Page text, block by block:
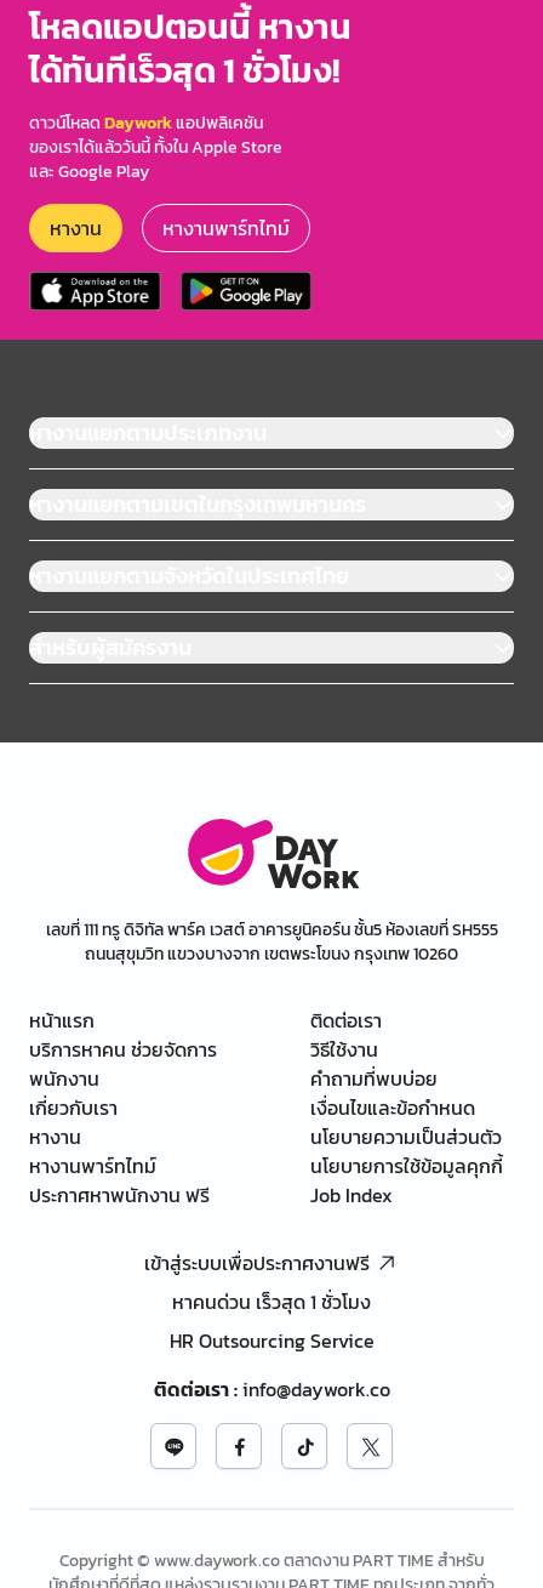
โหลดแอปตอนนี้ หางาน
ได้ทันทีเร็วสุด 1 ชั่วโมง!
ดาวน์โหลดDayworkแอปพลิเคชัน
ของเราได้แล้ววันนี้ ทั้งใน Apple Store
และ Google Play
หางาน หางานพาร์ทไทม์
หางานแยกตามประเภทงาน
หางานแยกตามเขตในกรุงเทพมหานคร
หางานแยกตามจังหวัดในประเทศไทย
สำหรับผู้สมัครงาน
เลขที่ 111 ทรู ดิจิทัล พาร์ค เวสต์ อาคารยูนิคอร์น ชั้น5 ห้องเลขที่ SH555
ถนนสุขุมวิท แขวงบางจาก เขตพระโขนง กรุงเทพ 10260
หน้าแรก
บริการหาคน ช่วยจัดการ
พนักงาน
เกี่ยวกับเรา
หางาน
หางานพาร์ทไทม์
ประกาศหาพนักงาน ฟรี
ติดต่อเรา
วิธีใช้งาน
คำถามที่พบบ่อย
เงื่อนไขและข้อกำหนด
นโยบายความเป็นส่วนตัว
นโยบายการใช้ข้อมูลคุกกี้
Job Index
เข้าสู่ระบบเพื่อประกาศงานฟรี
หาคนด่วน เร็วสุด 1 ชั่วโมง
HR Outsourcing Service
ติดต่อเรา:info@daywork.co
Copyright © www.daywork.co ตลาดงาน PART TIME สำหรับ